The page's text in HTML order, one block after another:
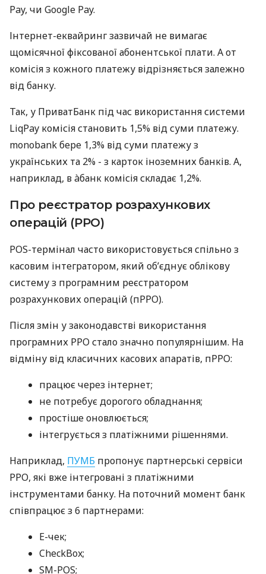
Pay, чи Google Pay.
Інтернет-еквайринг зазвичай не вимагає
щомісячної фіксованої абонентської плати. А от
комісія з кожного платежу відрізняється залежно
від банку.
Так, у ПриватБанк під час використання системи
LiqPay комісія становить 1,5% від суми платежу.
monobank бере 1,3% від суми платежу з
українських та 2% - з карток іноземних банків. А,
наприклад, в àбанк комісія складає 1,2%.
Про реєстратор розрахункових
операцій (РРО)
POS-термінал часто використовується спільно з
касовим інтегратором, який об’єднує облікову
систему з програмним реєстратором
розрахункових операцій (пРРО).
Після змін у законодавстві використання
програмних РРО стало значно популярнішим. На
відміну від класичних касових апаратів, пРРО:
працює через інтернет;
не потребує дорогого обладнання;
простіше оновлюється;
інтегрується з платіжними рішеннями.
Наприклад, ПУМБ пропонує партнерські сервіси
РРО, які вже інтегровані з платіжними
інструментами банку. На поточний момент банк
співпрацює з 6 партнерами:
E-чек;
CheckBox;
SM-POS;